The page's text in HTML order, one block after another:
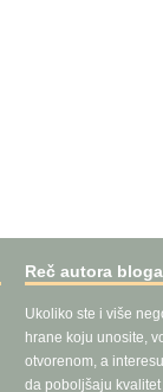
Reč autora
Ukoliko ste i više
hrane koju unosite,
otvorenom, a
da poboljšaju